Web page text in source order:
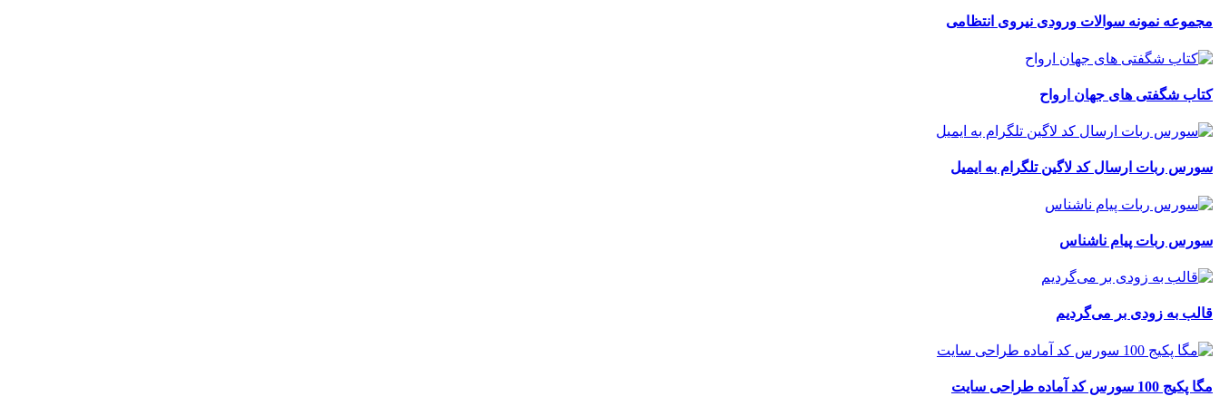
مجموعه نمونه سوالات ورودی نیروی انتظامی
کتاب شگفتی های جهان ارواح
سورس ربات ارسال کد لاگین تلگرام به ایمیل
سورس ربات پیام ناشناس
قالب به زودی بر می‌گردیم
مگا پکیج 100 سورس کد آماده طراحی سایت